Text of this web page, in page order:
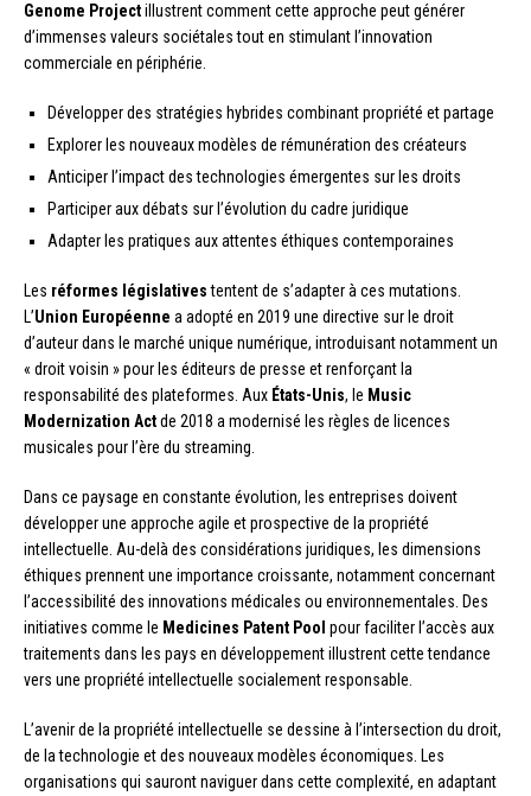
Genome Projectillustrent comment cette approche peut générer
d’immenses valeurs sociétales tout en stimulant l’innovation
commerciale en périphérie.
Développer des stratégies hybrides combinant propriété et partage
Explorer les nouveaux modèles de rémunération des créateurs
Anticiper l’impact des technologies émergentes sur les droits
Participer aux débats sur l’évolution du cadre juridique
Adapter les pratiques aux attentes éthiques contemporaines
Les réformes législativestentent de s’adapter à ces mutations.
L’Union Européenne a adopté en 2019 une directive sur le droit
d’auteur dans le marché unique numérique, introduisant notamment un
« droit voisin » pour les éditeurs de presse et renforçant la
responsabilité des plateformes. Aux États-Unis, le Music
Modernization Actde 2018 a modernisé les règles de licences
musicales pour l’ère du streaming.
Dans ce paysage en constante évolution, les entreprises doivent
développer une approche agile et prospective de la propriété
intellectuelle. Au-delà des considérations juridiques, les dimensions
éthiques prennent une importance croissante, notamment concernant
l’accessibilité des innovations médicales ou environnementales. Des
initiatives comme le Medicines Patent Pool pour faciliter l’accès aux
traitements dans les pays en développement illustrent cette tendance
vers une propriété intellectuelle socialement responsable.
L’avenir de la propriété intellectuelle se dessine à l’intersection du droit,
de la technologie et des nouveaux modèles économiques. Les
organisations qui sauront naviguer dans cette complexité, en adaptant